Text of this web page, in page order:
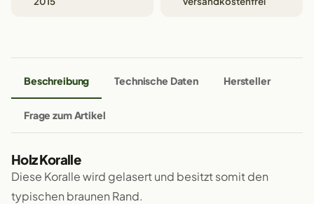
Beschreibung Technische Daten Hersteller
Frage zum Artikel
Holz Koralle
Diese Koralle wird gelasert und besitzt somit den
typischen braunen Rand.